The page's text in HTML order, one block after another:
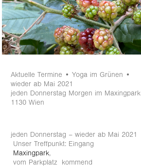
Aktuelle Termine • Yoga im Grünen •
wieder ab Mai 2021
jeden Donnerstag Morgen im Maxingpark
1130 Wien
jeden Donnerstag – wieder ab Mai 2021
Unser Treffpunkt: Eingang
Maxingpark,
vom Parkplatz kommend